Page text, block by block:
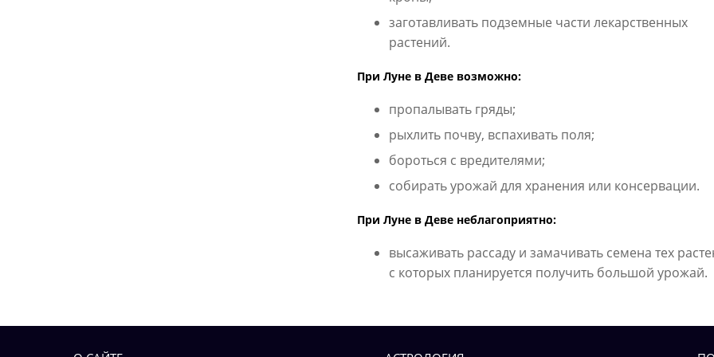
заготавливать подземные части лекарственных
растений.
При Луне в Деве возможно:
пропалывать гряды;
рыхлить почву, вспахивать поля;
бороться с вредителями;
собирать урожай для хранения или консервации.
При Луне в Деве неблагоприятно:
высаживать рассаду и замачивать семена тех
с которых планируется получить большой урожай.